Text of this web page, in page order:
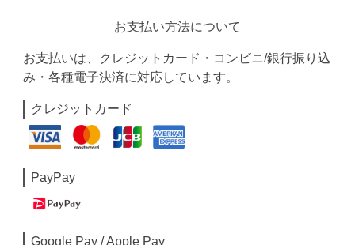
お支払い方法について
お支払いは、クレジットカード・コンビニ/銀行振り込
み・各種電子決済に対応しています。
クレジットカード
PayPay
Google Pay / Apple Pay